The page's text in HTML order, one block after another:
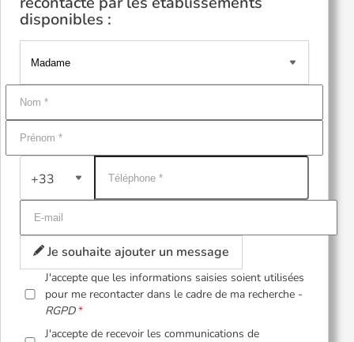
disponibles :
+33
Je souhaite ajouter un message
J'accepte que les informations saisies soient utilisées
pour me recontacter dans le cadre de ma recherche -
RGPD
J'accepte de recevoir les communications de